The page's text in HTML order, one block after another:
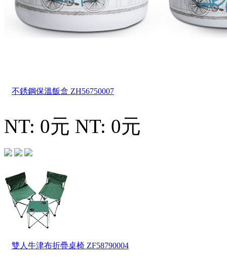
不銹鋼保溫飯盒 ZH56750007
NT: 0元 NT: 0元
雙人牛津布折疊桌椅 ZF58790004